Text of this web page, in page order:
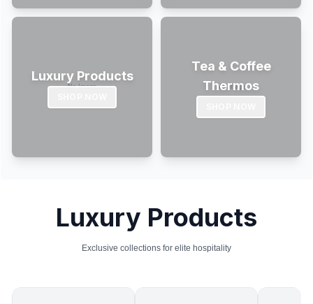
Luxury Products
Tea & Coffee
Thermos
Luxury Products
Exclusive collections for elite hospitality